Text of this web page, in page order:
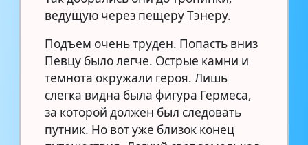
ведущую через пещеру Тэнеру.
Подъем очень труден. Попасть вниз
Певцу было легче. Острые камни и
темнота окружали героя. Лишь
слегка видна была фигура Гермеса,
за которой должен был следовать
путник. Но вот уже близок конец